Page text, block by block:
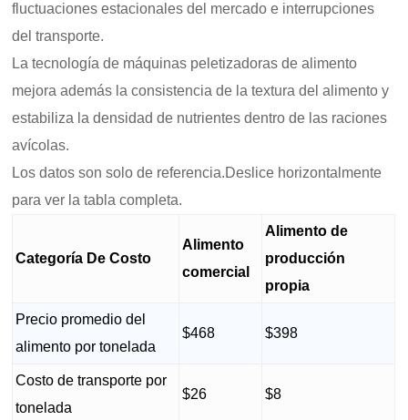
fluctuaciones estacionales del mercado e interrupciones
del transporte.
La tecnología de máquinas peletizadoras de alimento
mejora además la consistencia de la textura del alimento y
estabiliza la densidad de nutrientes dentro de las raciones
avícolas.
Los datos son solo de referencia.Deslice horizontalmente
para ver la tabla completa.
Categoría De Costo
Alimento
comercial
Alimento de
producción
propia
Precio promedio del
alimento por tonelada
$468 $398
Costo de transporte por
tonelada
$26 $8